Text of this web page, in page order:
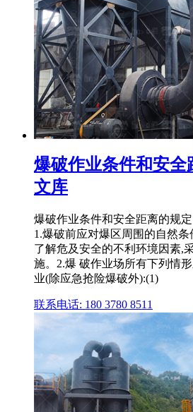
爆破作业条件和安全
文库
爆破作业条件和安全距离的规
1.爆破前应对爆区周围的自然
了解危及安全的不利环境因素,
施。2.爆 破作业场所有下列情
业(除应急抢险爆破外):(1)
联系电话: 180 3780 8511